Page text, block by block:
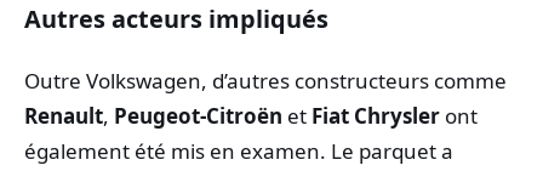
Autres acteurs impliqués
Outre Volkswagen, d’autres constructeurs comme
Renault, Peugeot-Citroën et Fiat Chrysler ont
également été mis en examen. Le parquet a